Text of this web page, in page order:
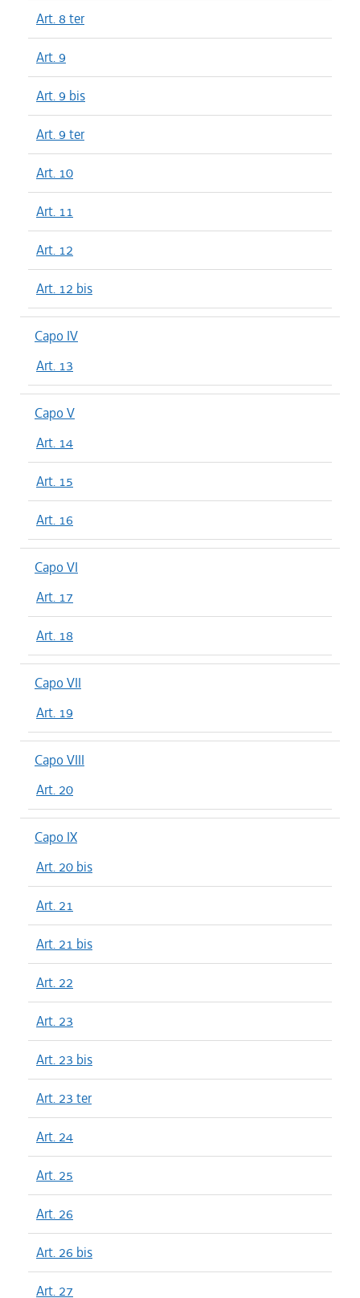
Art. 8 ter
Art. 9
Art. 9 bis
Art. 9 ter
Art. 10
Art. 11
Art. 12
Art. 12 bis
Capo IV
Art. 13
Capo V
Art. 14
Art. 15
Art. 16
Capo VI
Art. 17
Art. 18
Capo VII
Art. 19
Capo VIII
Art. 20
Capo IX
Art. 20 bis
Art. 21
Art. 21 bis
Art. 22
Art. 23
Art. 23 bis
Art. 23 ter
Art. 24
Art. 25
Art. 26
Art. 26 bis
Art. 27